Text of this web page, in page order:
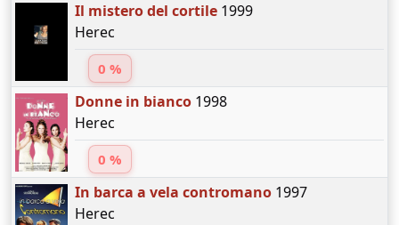
Il mistero del cortile1999
Herec
0 %
Donne in bianco1998
Herec
0 %
In barca a vela contromano1997
Herec